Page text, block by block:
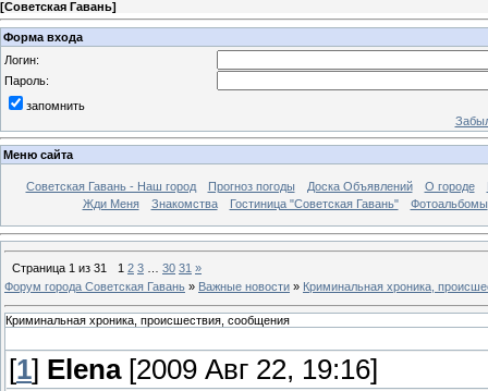
[Советская Гавань]
Форма входа
Логин:
Пароль:
запомнить
Меню сайта
Советская Гавань - Наш город Прогноз погоды Доска Объявлений О городе
Жди Меня
Знакомства Гостиница "Советская Гавань" Фотоальбомы
Страница 1 из 31 1 2 3 30 31 »
Форум города Советская Гавань » Важные новости » Криминальная хроника,
Криминальная хроника, происшествия, сообщения
[1] Elena[2009 Авг 22, 19:16]